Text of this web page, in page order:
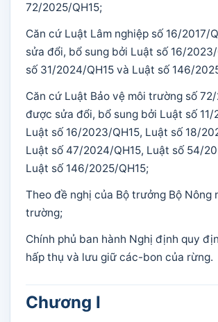
72/2025/QH15;
Căn cứ Luật Lâm nghiệp số 16/2017/
sửa đổi, bổ sung bởi Luật số 16/2023/
số 31/2024/QH15 và Luật số 146/
Căn cứ Luật Bảo vệ môi trường số
được sửa đổi, bổ sung bởi Luật số 11/
Luật số 16/2023/QH15, Luật số 18/
Luật số 47/2024/QH15, Luật số 54/
Luật số 146/2025/QH15;
Theo đề nghị của Bộ trưởng Bộ Nông
trường;
Chính phủ ban hành Nghị định quy
hấp thụ và lưu giữ các-bon của rừng.
Chương I